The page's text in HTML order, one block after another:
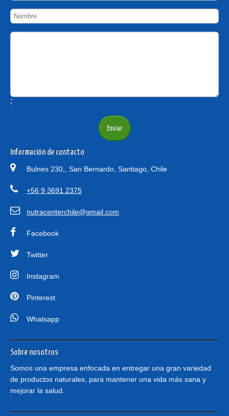
;
Información de contacto
Bulnes 230,, San Bernardo, Santiago, Chile
+56 9 3691 2375
nutracenterchile@gmail.com
Facebook
Twitter
Instagram
Pinterest
Whatsapp
Sobre nosotros
Somos una empresa enfocada en entregar una gran variedad
de productos naturales, para mantener una vida más sana y
mejorar la salud.